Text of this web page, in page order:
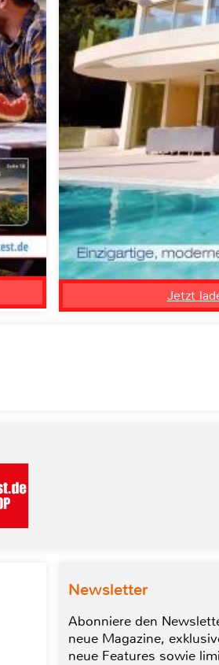
Jetzt
Newsletter
Abonniere den
neue Magazine,
neue Features sowie